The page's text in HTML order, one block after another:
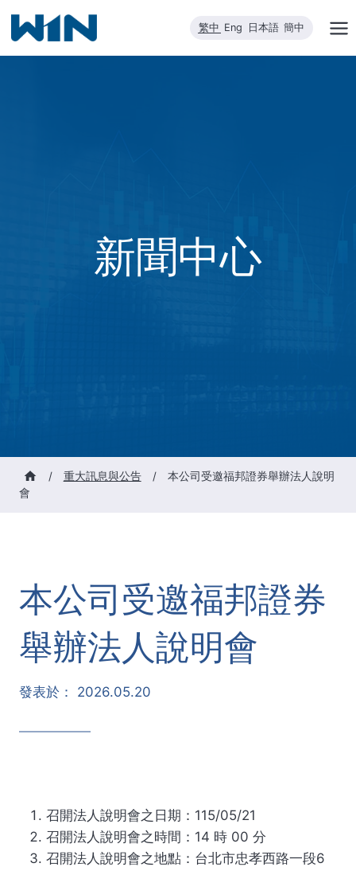
內
繁中 Eng 日本語 簡中
新聞中心
/ 重大訊息與公告 /
本公司受邀福邦證券舉辦法人說明
會
本公司受邀福邦證券
舉辦法人說明會
發表於： 2026.05.20
召開法人說明會之日期：115/05/21
召開法人說明會之時間：14 時 00 分
召開法人說明會之地點：台北市忠孝西路一段6